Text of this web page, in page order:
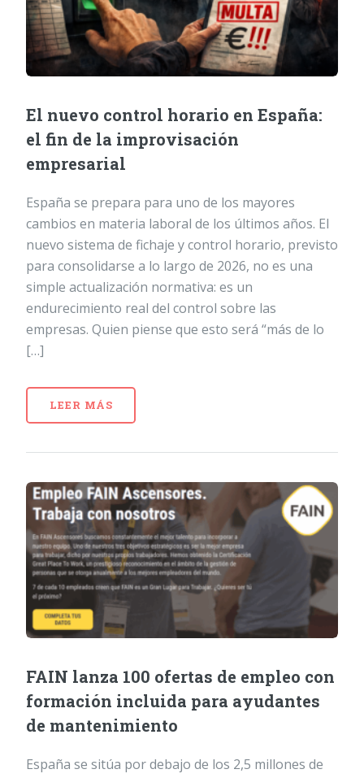
El nuevo control horario en España:
el fin de la improvisación
empresarial
España se prepara para uno de los mayores
cambios en materia laboral de los últimos años. El
nuevo sistema de fichaje y control horario, previsto
para consolidarse a lo largo de 2026, no es una
simple actualización normativa: es un
endurecimiento real del control sobre las
empresas. Quien piense que esto será “más de lo
[…]
LEER MÁS
FAIN lanza 100 ofertas de empleo con
formación incluida para ayudantes
de mantenimiento
España se sitúa por debajo de los 2,5 millones de